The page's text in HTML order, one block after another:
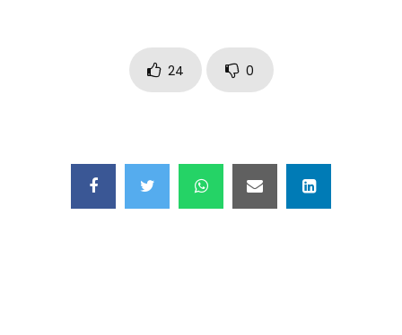
container: il momento in cui viene fatto
brillare
24 0